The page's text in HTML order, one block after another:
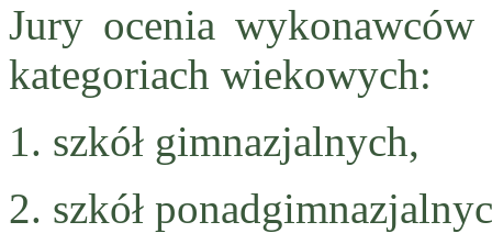
Jury ocenia
kategoriach wiekowych:
1. szkół gimnazjalnych,
2. szkół